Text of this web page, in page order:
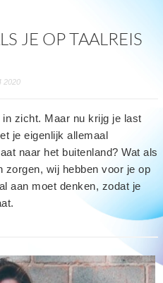
JE OP TAALREIS
2020
zicht. Maar nu krijg je last
je eigenlijk allemaal
naar het buitenland? Wat als
zorgen, wij hebben voor je op
aan moet denken, zodat je